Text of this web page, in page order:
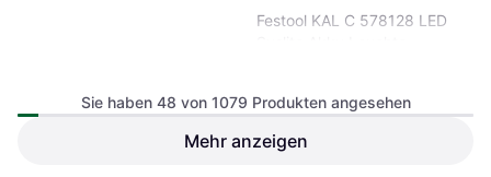
Festool KAL C 578128 LED
Sie haben 48 von 1079 Produkten angesehen
Mehr anzeigen